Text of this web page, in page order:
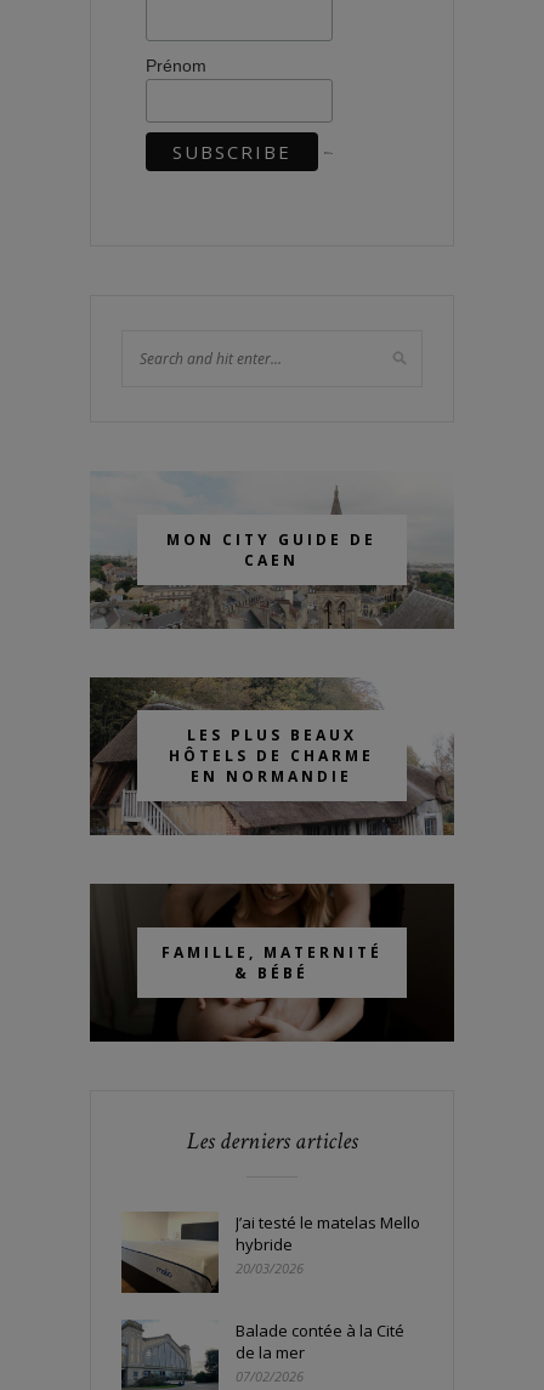
Prénom
MON CITY GUIDE DE
CAEN
LES PLUS BEAUX
HÔTELS DE CHARME
EN NORMANDIE
FAMILLE, MATERNITÉ
& BÉBÉ
Les derniers articles
J’ai testé le matelas Mello
hybride
20/03/2026
Balade contée à la Cité
de la mer
07/02/2026